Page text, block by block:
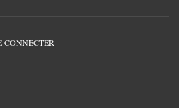
CONNECTER